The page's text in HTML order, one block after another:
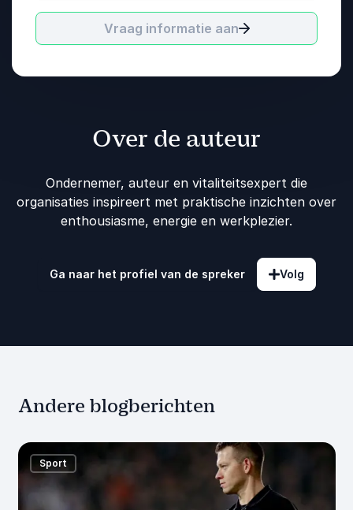
Vraag informatie aan
Over de auteur
Ondernemer, auteur en vitaliteitsexpert die
organisaties inspireert met praktische inzichten over
enthousiasme, energie en werkplezier.
Ga naar het profiel van de spreker Volg
Andere blogberichten
Sport